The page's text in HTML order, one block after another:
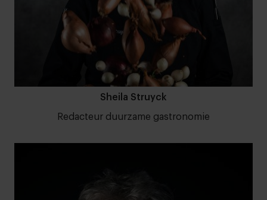
Sheila Struyck
Redacteur duurzame gastronomie